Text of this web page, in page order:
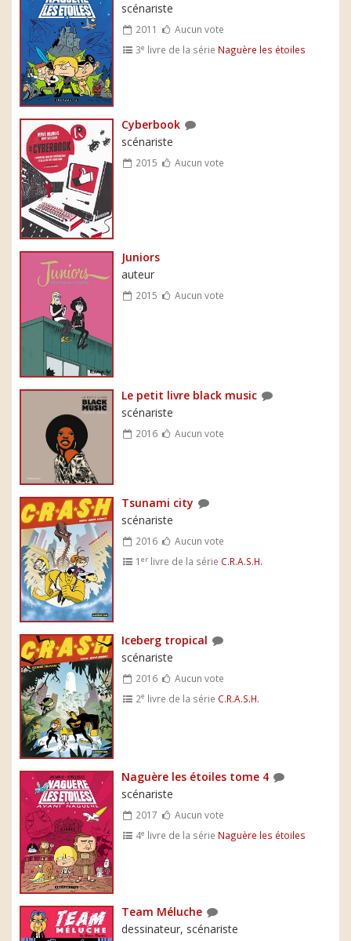
scénariste
2011
Aucun vote
3e livre de la série Naguère les étoiles
Cyberbook
scénariste
2015 Aucun vote
Juniors
auteur
2015 Aucun vote
Le petit livre black music
scénariste
2016 Aucun vote
Tsunami city
scénariste
2016
Aucun vote
1er livre de la série C.R.A.S.H.
Iceberg tropical
scénariste
2016
Aucun vote
2e livre de la série C.R.A.S.H.
Naguère les étoiles tome 4
scénariste
2017
Aucun vote
4e livre de la série Naguère les étoiles
Team Méluche
dessinateur, scénariste